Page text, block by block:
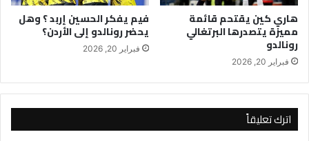
هاري كين يقتحم قائمة
مميزة يتصدرها البرتغالي
رونالدو
فبراير 20, 2026
فيم يفكر الحسين إربد ؟ وهل
يحضر رونالدو إلى الأردن؟
فبراير 20, 2026
اترك تعليقاً